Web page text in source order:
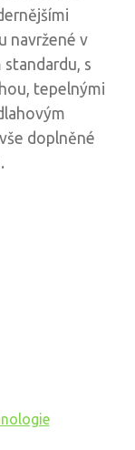
navržené v
s
tepelnými
doplněné